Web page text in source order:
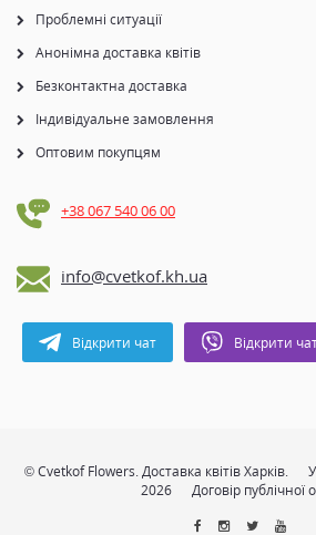
Проблемні ситуації
Анонімна доставка квітів
Безконтактна доставка
Індивідуальне замовлення
Оптовим покупцям
+38 067 540 06 00
info@cvetkof.kh.ua
Відкрити чат Відкрити
© Cvetkof Flowers. Доставка квітів Харків.
2026
Договір публічної